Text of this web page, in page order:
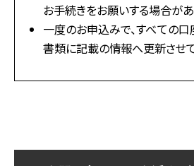
お手続きをお願いする場合があ
一度のお申込みで、すべての
書類に記載の情報へ更新させ